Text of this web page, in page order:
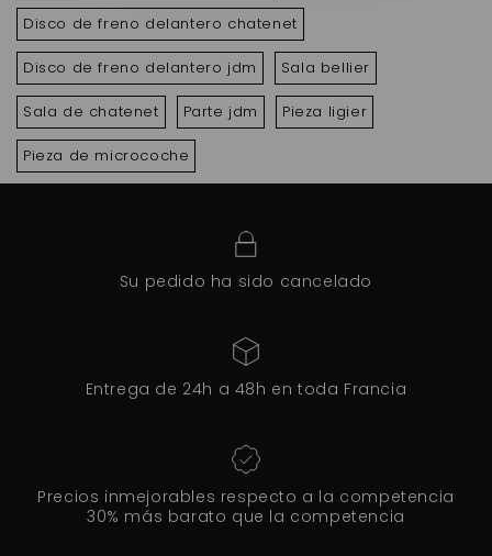
Disco de freno delantero chatenet
Disco de freno delantero jdm Sala bellier
Sala de chatenet Parte jdm Pieza ligier
Pieza de microcoche
Su pedido ha sido cancelado
Entrega de 24h a 48h en toda Francia
Precios inmejorables respecto a la competencia
30% más barato que la competencia